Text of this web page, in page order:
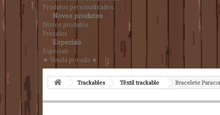
Produtos personalizados
Novos produtos
Novos produtos
Presales
Especiais
Especiais
★ Venda privada ★
Trackables Têxtil trackable Bracelete